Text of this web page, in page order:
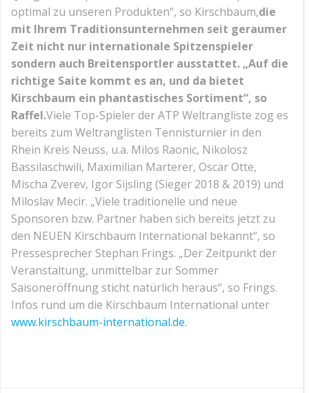
optimal zu unseren Produkten“, so Kirschbaum,die
mit Ihrem Traditionsunternehmen seit geraumer
Zeit nicht nur internationale Spitzenspieler
sondern auch Breitensportler ausstattet. „Auf die
richtige Saite kommt es an, und da bietet
Kirschbaum ein phantastisches Sortiment“, so
Raffel.Viele Top-Spieler der ATP Weltrangliste zog es
bereits zum Weltranglisten Tennisturnier in den
Rhein Kreis Neuss, u.a. Milos Raonic, Nikolosz
Bassilaschwili, Maximilian Marterer, Oscar Otte,
Mischa Zverev, Igor Sijsling (Sieger 2018 & 2019) und
Miloslav Mecir. „Viele traditionelle und neue
Sponsoren bzw. Partner haben sich bereits jetzt zu
den NEUEN Kirschbaum International bekannt“, so
Pressesprecher Stephan Frings. „Der Zeitpunkt der
Veranstaltung, unmittelbar zur Sommer
Saisoneröffnung sticht natürlich heraus“, so Frings.
Infos rund um die Kirschbaum International unter
www.kirschbaum-international.de.